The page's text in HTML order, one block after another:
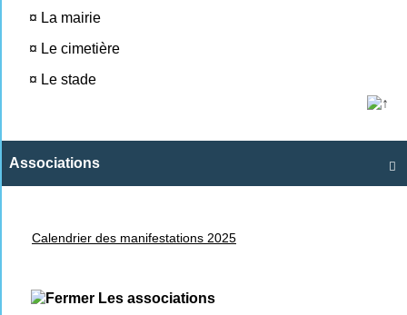
¤ La mairie
¤ Le cimetière
¤ Le stade

Associations
Calendrier des manifestations 2025
Les associations